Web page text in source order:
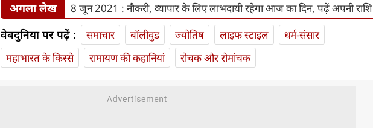
अगला लेख 8 जून 2021 : नौकरी, व्यापार के लिए लाभदायी रहेगा आज का दिन, पढ़ें अपनी राशि
वेबदुनिया पर पढ़ें : समाचार बॉलीवुड ज्योतिष लाइफ स्‍टाइल
धर्म-संसार
महाभारत के किस्से
रामायण की कहानियां रोचक और रोमांचक